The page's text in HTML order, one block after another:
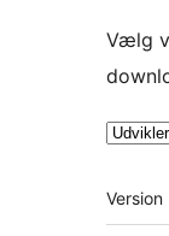
Vælg
Meta
Version